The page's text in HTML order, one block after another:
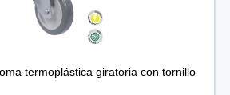
termoplástica giratoria con tornillo